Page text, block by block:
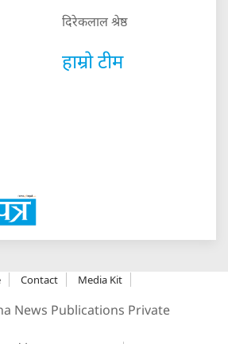
दिरेकलाल श्रेष्ठ
हाम्रो टीम
Contact Media Kit
News Publications Private